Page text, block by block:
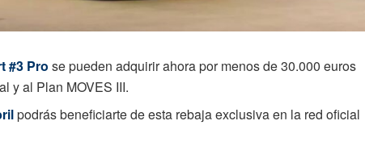
#3 Pro se pueden adquirir ahora por menos de 30.000 euros
y al Plan MOVES III.
podrás beneficiarte de esta rebaja exclusiva en la red oficial